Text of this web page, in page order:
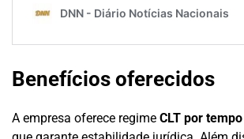
Benefícios oferecidos
A empresa oferece regime CLT por